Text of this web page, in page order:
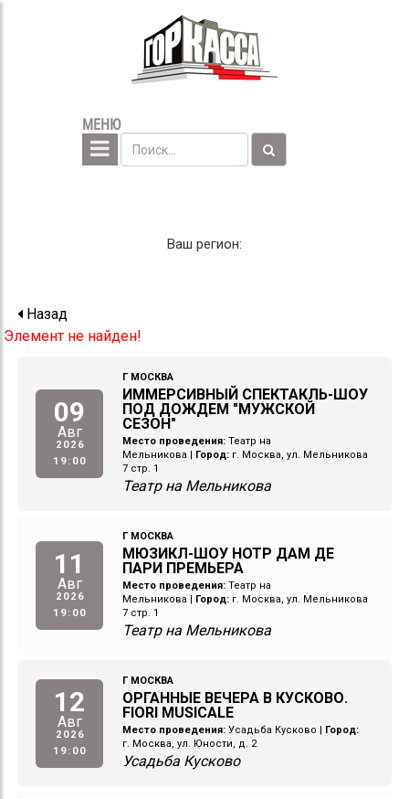
МЕНЮ
Ваш регион:
Назад
Элемент не найден!
09
Авг
2026
19:00
Г МОСКВА
ИММЕРСИВНЫЙ СПЕКТАКЛЬ-ШОУ
ПОД ДОЖДЕМ "МУЖСКОЙ
СЕЗОН"
Место проведения: Театр на
Мельникова
Город: г. Москва, ул. Мельникова
7 стр. 1
Театр на Мельникова
11
Авг
2026
19:00
Г МОСКВА
МЮЗИКЛ-ШОУ НОТР ДАМ ДЕ
ПАРИ ПРЕМЬЕРА
Место проведения: Театр на
Мельникова
Город: г. Москва, ул. Мельникова
7 стр. 1
Театр на Мельникова
12
Авг
2026
19:00
Г МОСКВА
ОРГАННЫЕ ВЕЧЕРА В КУСКОВО.
FIORI MUSICALE
Место проведения: Усадьба Кусково
Город:
г. Москва, ул. Юности, д. 2
Усадьба Кусково